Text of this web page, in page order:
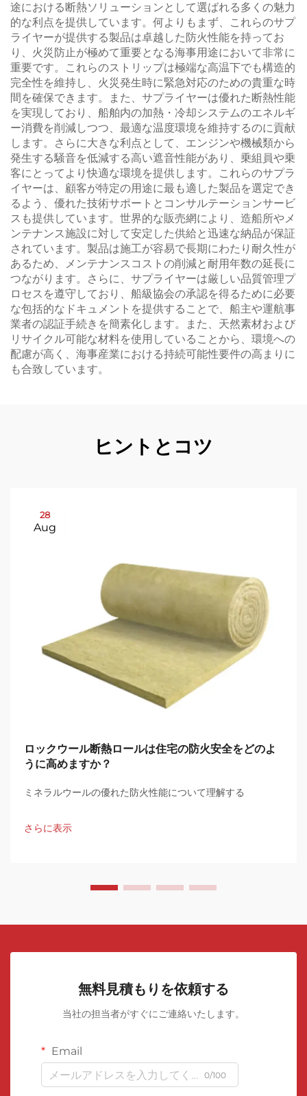
途における断熱ソリューションとして選ばれる多くの魅力
的な利点を提供しています。何よりもまず、これらのサプ
ライヤーが提供する製品は卓越した防火性能を持ってお
り、火災防止が極めて重要となる海事用途において非常に
重要です。これらのストリップは極端な高温下でも構造的
完全性を維持し、火災発生時に緊急対応のための貴重な時
間を確保できます。また、サプライヤーは優れた断熱性能
を実現しており、船舶内の加熱・冷却システムのエネルギ
ー消費を削減しつつ、最適な温度環境を維持するのに貢献
します。さらに大きな利点として、エンジンや機械類から
発生する騒音を低減する高い遮音性能があり、乗組員や乗
客にとってより快適な環境を提供します。これらのサプラ
イヤーは、顧客が特定の用途に最も適した製品を選定でき
るよう、優れた技術サポートとコンサルテーションサービ
スも提供しています。世界的な販売網により、造船所やメ
ンテナンス施設に対して安定した供給と迅速な納品が保証
されています。製品は施工が容易で長期にわたり耐久性が
あるため、メンテナンスコストの削減と耐用年数の延長に
つながります。さらに、サプライヤーは厳しい品質管理プ
ロセスを遵守しており、船級協会の承認を得るために必要
な包括的なドキュメントを提供することで、船主や運航事
業者の認証手続きを簡素化します。また、天然素材および
リサイクル可能な材料を使用していることから、環境への
配慮が高く、海事産業における持続可能性要件の高まりに
も合致しています。
ヒントとコツ
28
Aug
ロックウール断熱ロールは住宅の防火安全をどのよ
うに高めますか？
ミネラルウールの優れた防火性能について理解する
さらに表示
無料見積もりを依頼する
当社の担当者がすぐにご連絡いたします。
Email
0/100